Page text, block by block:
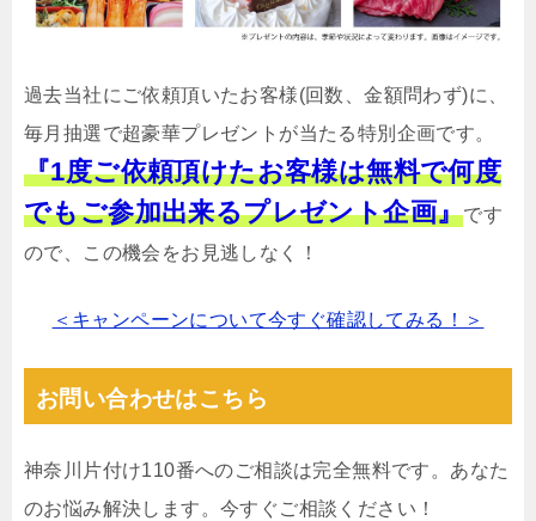
過去当社にご依頼頂いたお客様(回数、金額問わず)に、
毎月抽選で超豪華プレゼントが当たる特別企画です。
『1度ご依頼頂けたお客様は無料で何度
でもご参加出来るプレゼント企画』です
ので、この機会をお見逃しなく！
＜キャンペーンについて今すぐ確認してみる！＞
お問い合わせはこちら
神奈川片付け110番へのご相談は完全無料です。あなた
のお悩み解決します。今すぐご相談ください！